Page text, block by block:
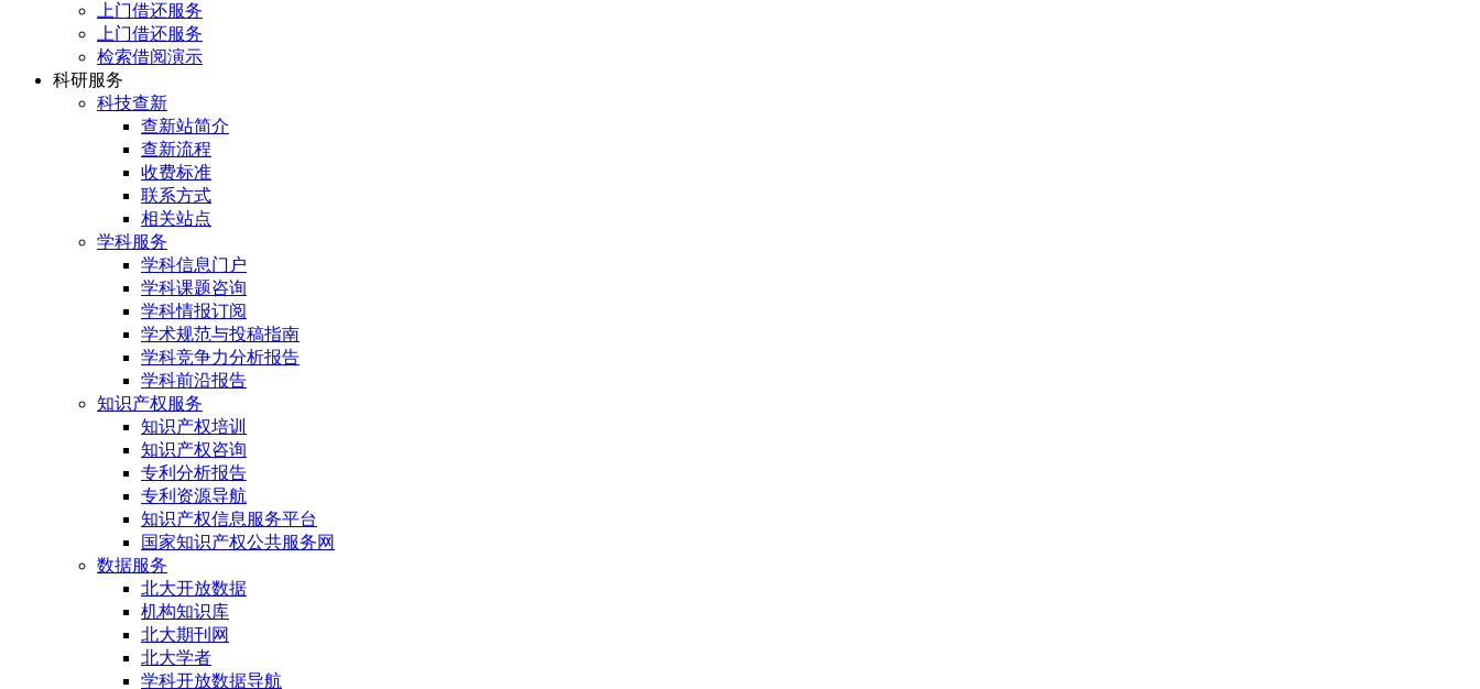
上门借还服务
上门借还服务
检索借阅演示
科研服务
科技查新
查新站简介
查新流程
收费标准
联系方式
相关站点
学科服务
学科信息门户
学科课题咨询
学科情报订阅
学术规范与投稿指南
学科竞争力分析报告
学科前沿报告
知识产权服务
知识产权培训
知识产权咨询
专利分析报告
专利资源导航
知识产权信息服务平台
国家知识产权公共服务网
数据服务
北大开放数据
机构知识库
北大期刊网
北大学者
学科开放数据导航